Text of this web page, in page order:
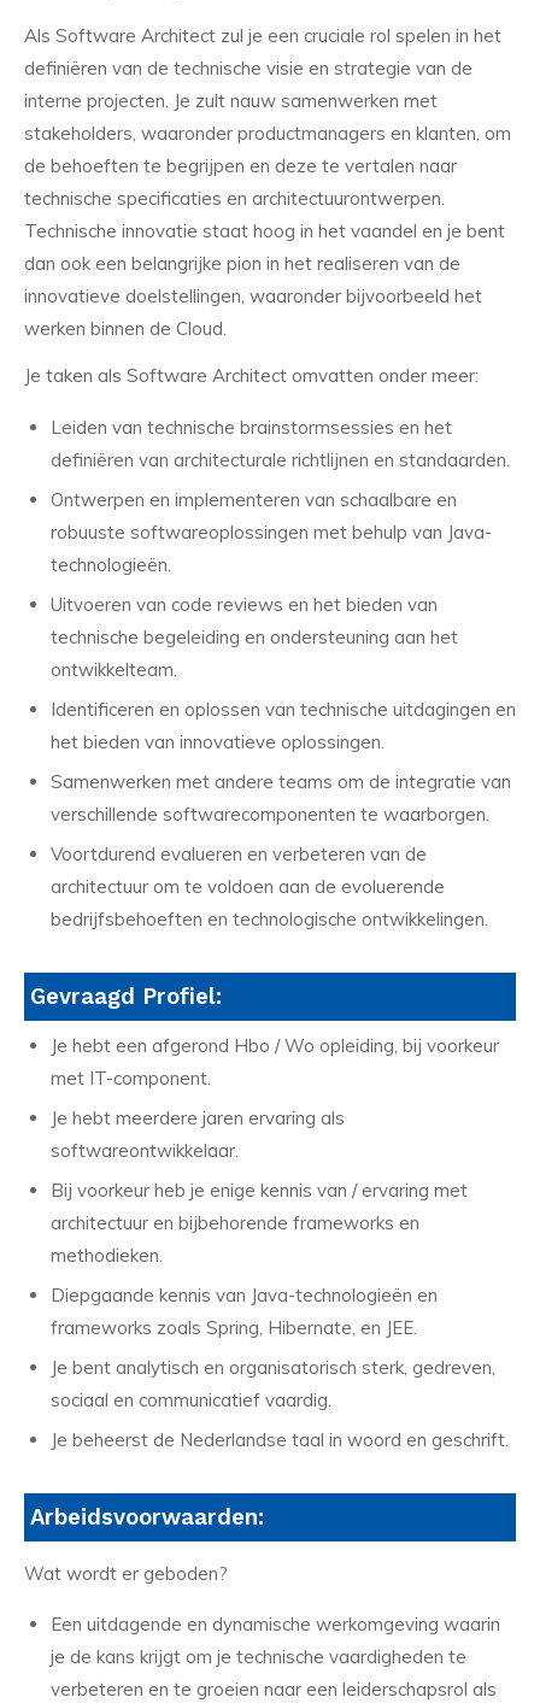
Als Software Architect zul je een cruciale rol spelen in het
definiëren van de technische visie en strategie van de
interne projecten. Je zult nauw samenwerken met
stakeholders, waaronder productmanagers en klanten, om
de behoeften te begrijpen en deze te vertalen naar
technische specificaties en architectuurontwerpen.
Technische innovatie staat hoog in het vaandel en je bent
dan ook een belangrijke pion in het realiseren van de
innovatieve doelstellingen, waaronder bijvoorbeeld het
werken binnen de Cloud.
Je taken als Software Architect omvatten onder meer:
Leiden van technische brainstormsessies en het
definiëren van architecturale richtlijnen en standaarden.
Ontwerpen en implementeren van schaalbare en
robuuste softwareoplossingen met behulp van Java-
technologieën.
Uitvoeren van code reviews en het bieden van
technische begeleiding en ondersteuning aan het
ontwikkelteam.
Identificeren en oplossen van technische uitdagingen en
het bieden van innovatieve oplossingen.
Samenwerken met andere teams om de integratie van
verschillende softwarecomponenten te waarborgen.
Voortdurend evalueren en verbeteren van de
architectuur om te voldoen aan de evoluerende
bedrijfsbehoeften en technologische ontwikkelingen.
Gevraagd Profiel:
Je hebt een afgerond Hbo / Wo opleiding, bij voorkeur
met IT-component.
Je hebt meerdere jaren ervaring als
softwareontwikkelaar.
Bij voorkeur heb je enige kennis van / ervaring met
architectuur en bijbehorende frameworks en
methodieken.
Diepgaande kennis van Java-technologieën en
frameworks zoals Spring, Hibernate, en JEE.
Je bent analytisch en organisatorisch sterk, gedreven,
sociaal en communicatief vaardig.
Je beheerst de Nederlandse taal in woord en geschrift.
Arbeidsvoorwaarden:
Wat wordt er geboden?
Een uitdagende en dynamische werkomgeving waarin
je de kans krijgt om je technische vaardigheden te
verbeteren en te groeien naar een leiderschapsrol als